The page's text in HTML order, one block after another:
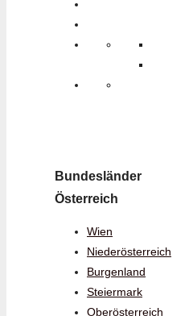
Bundesländer
Österreich
Wien
Niederösterreich
Burgenland
Steiermark
Oberösterreich